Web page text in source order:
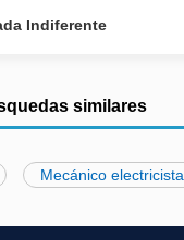
Indiferente
similares
Mecánico electricista